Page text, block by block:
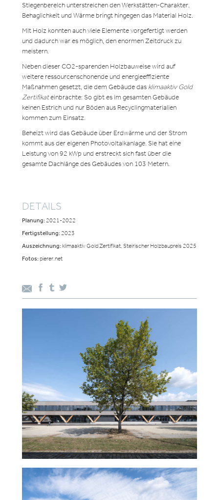
Stiegenbereich unterstreichen den Werkstätten-Charakter.
Behaglichkeit und Wärme bringt hingegen das Material Holz.
Mit Holz konnten auch viele Elemente vorgefertigt werden
und dadurch war es möglich, den enormen Zeitdruck zu
meistern.
Neben dieser CO2-sparenden Holzbauweise wird auf
weitere ressourcenschonende und energieeffiziente
Maßnahmen gesetzt, die dem Gebäude das klimaaktiv Gold
Zertifikateinbrachte: So gibt es im gesamten Gebäude
keinen Estrich und nur Böden aus Recyclingmaterialien
kommen zum Einsatz.
Beheizt wird das Gebäude über Erdwärme und der Strom
kommt aus der eigenen Photovoltaikanlage. Sie hat eine
Leistung von 92 kWp und erstreckt sich fast über die
gesamte Dachlänge des Gebäudes von 103 Metern.
DETAILS
Planung: 2021-2022
Fertigstellung:2023
Auszeichnung:klimaaktiv Gold Zertifikat, Steirischer Holzbaupreis 2025
Fotos:pierer.net